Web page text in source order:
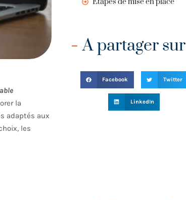
la
adaptés aux
les
A partager sur
Facebook Twitter
LinkedIn